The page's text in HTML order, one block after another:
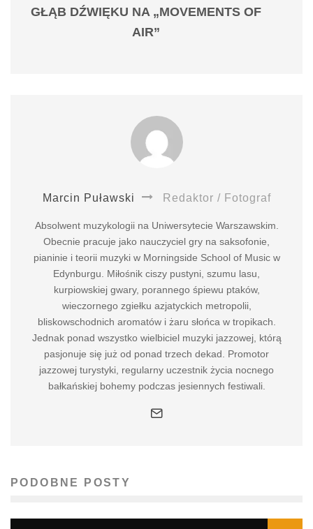
GŁĄB DŹWIĘKU NA „MOVEMENTS OF
AIR”
Marcin Puławski Redaktor / Fotograf
Absolwent muzykologii na Uniwersytecie Warszawskim.
Obecnie pracuje jako nauczyciel gry na saksofonie,
pianinie i teorii muzyki w Morningside School of Music w
Edynburgu. Miłośnik ciszy pustyni, szumu lasu,
kurpiowskiej gwary, porannego śpiewu ptaków,
wieczornego zgiełku azjatyckich metropolii,
bliskowschodnich aromatów i żaru słońca w tropikach.
Jednak ponad wszystko wielbiciel muzyki jazzowej, którą
pasjonuje się już od ponad trzech dekad. Promotor
jazzowej turystyki, regularny uczestnik życia nocnego
bałkańskiej bohemy podczas jesiennych festiwali.
PODOBNE POSTY